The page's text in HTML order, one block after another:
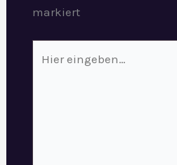
markiert
eingeben…